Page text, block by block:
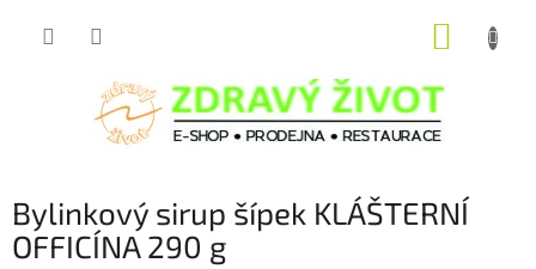
Bylinkový sirup šípek KLÁŠTERNÍ
OFFICÍNA 290 g